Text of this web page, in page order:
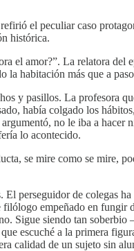
el peculiar caso
histórica.
el amor?”. La relatora del
la habitación más que a
y pasillos. La profesora
había colgado los
no le iba a
lo acontecido.
se mire como se mire,
perseguidor de colegas
empeñado en fungir
Sigue siendo tan soberbio
escuché a la primera
calidad de un sujeto sin